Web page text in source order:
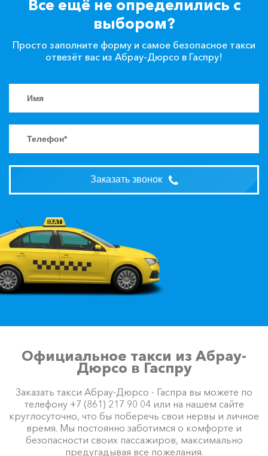
Все ещё не определились с
выбором?
Просто заполните форму и самое безопасное такси
отвезёт вас из Абрау-Дюрсо в Гаспру!
Заказать звонок
Официальное такси из Абрау-
Дюрсо в Гаспру
Заказать такси Абрау-Дюрсо - Гаспра вы можете по
телефону +7 (861) 217 90 04 или на нашем сайте
круглосуточно, что бы поберечь свои нервы и личное
время. Мы постоянно заботимся о комфорте и
безопасности своих пассажиров, максимально
предугадывая все пожелания.